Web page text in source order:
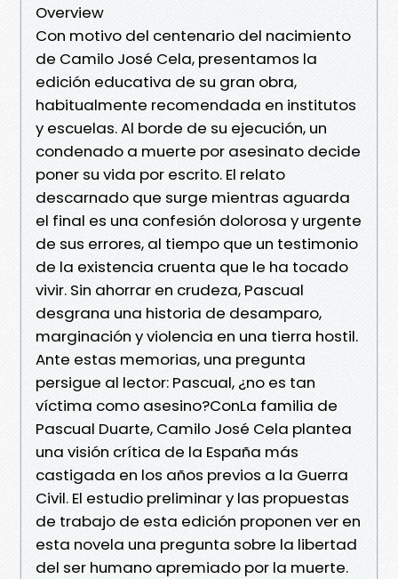
Overview
Con motivo del centenario del nacimiento
de Camilo José Cela, presentamos la
edición educativa de su gran obra,
habitualmente recomendada en institutos
y escuelas. Al borde de su ejecución, un
condenado a muerte por asesinato decide
poner su vida por escrito. El relato
descarnado que surge mientras aguarda
el final es una confesión dolorosa y urgente
de sus errores, al tiempo que un testimonio
de la existencia cruenta que le ha tocado
vivir. Sin ahorrar en crudeza, Pascual
desgrana una historia de desamparo,
marginación y violencia en una tierra hostil.
Ante estas memorias, una pregunta
persigue al lector: Pascual, ¿no es tan
víctima como asesino?ConLa familia de
Pascual Duarte, Camilo José Cela plantea
una visión crítica de la España más
castigada en los años previos a la Guerra
Civil. El estudio preliminar y las propuestas
de trabajo de esta edición proponen ver en
esta novela una pregunta sobre la libertad
del ser humano apremiado por la muerte.